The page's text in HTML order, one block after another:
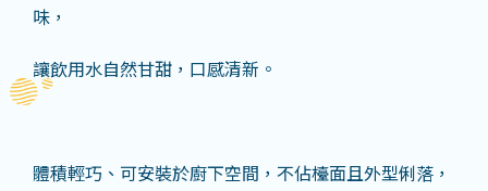
味，
讓飲用水自然甘甜，口感清新。
體積輕巧、可安裝於廚下空間，不佔檯面且外型俐落，